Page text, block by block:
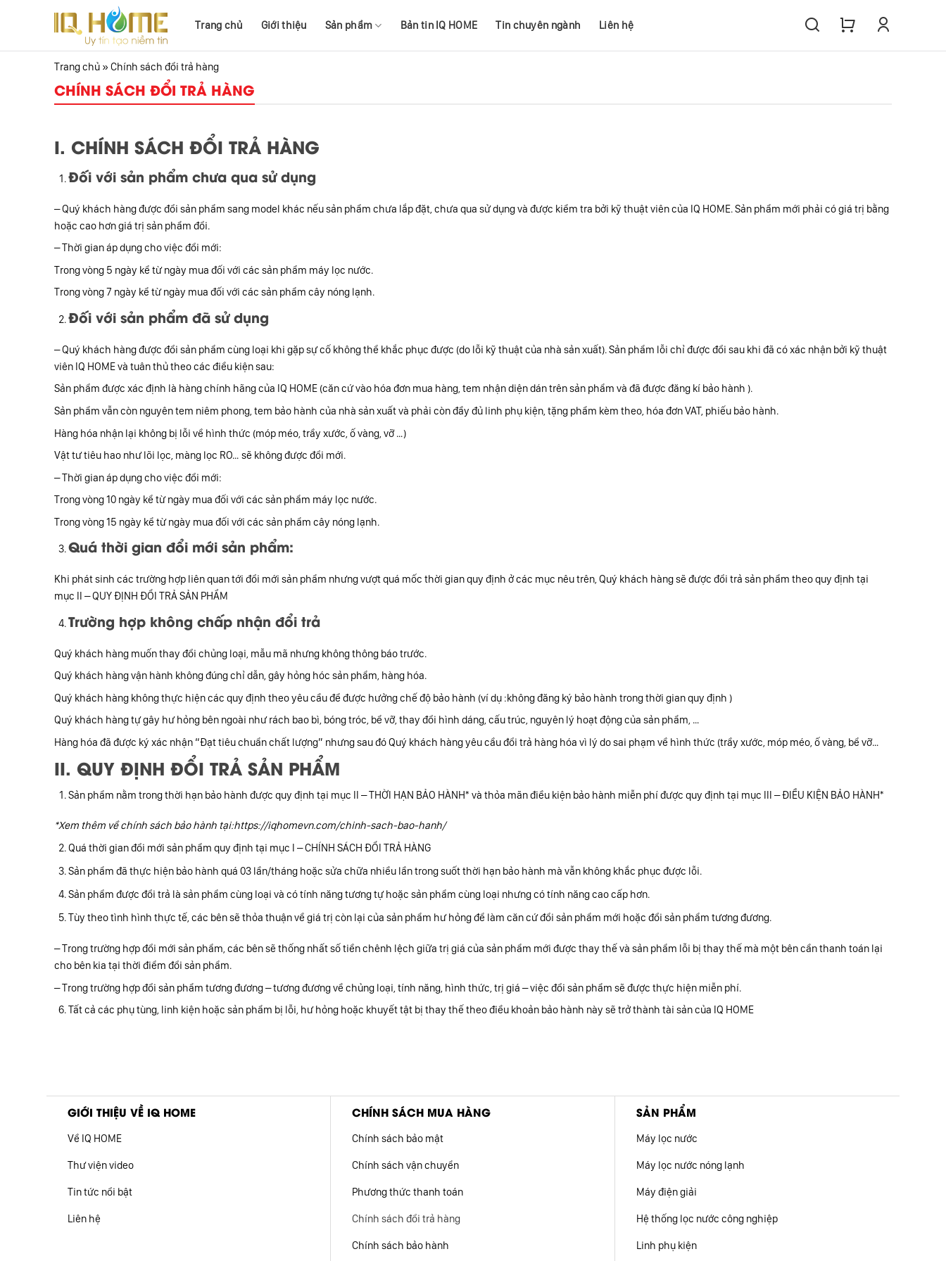
Trang chủ Giới thiệu Sản phẩm Bản tin IQ HOME Tin chuyên ngành Liên hệ
Trang chủ » Chính sách đổi trả hàng
CHÍNH SÁCH ĐỔI TRẢ HÀNG
I. CHÍNH SÁCH ĐỔI TRẢ HÀNG
Đối với sản phẩm chưa qua sử dụng
– Quý khách hàng được đổi sản phẩm sang model khác nếu sản phẩm chưa lắp đặt, chưa qua sử dụng và được kiểm tra bởi kỹ thuật viên của IQ HOME. Sản phẩm mới phải có giá trị bằng
hoặc cao hơn giá trị sản phẩm đổi.
– Thời gian áp dụng cho việc đổi mới:
Trong vòng 5 ngày kể từ ngày mua đối với các sản phẩm máy lọc nước.
Trong vòng 7 ngày kể từ ngày mua đối với các sản phẩm cây nóng lạnh.
Đối với sản phẩm đã sử dụng
– Quý khách hàng được đổi sản phẩm cùng loại khi gặp sự cố không thể khắc phục được (do lỗi kỹ thuật của nhà sản xuất). Sản phẩm lỗi chỉ được đổi sau khi đã có xác nhận bởi kỹ thuật
viên IQ HOME và tuân thủ theo các điều kiện sau:
Sản phẩm được xác định là hàng chính hãng của IQ HOME (căn cứ vào hóa đơn mua hàng, tem nhận diện dán trên sản phẩm và đã được đăng kí bảo hành ).
Sản phẩm vẫn còn nguyên tem niêm phong, tem bảo hành của nhà sản xuất và phải còn đầy đủ linh phụ kiện, tặng phẩm kèm theo, hóa đơn VAT, phiếu bảo hành.
Hàng hóa nhận lại không bị lỗi về hình thức (móp méo, trầy xước, ố vàng, vỡ …)
Vật tư tiêu hao như lõi lọc, màng lọc RO… sẽ không được đổi mới.
– Thời gian áp dụng cho việc đổi mới:
Trong vòng 10 ngày kể từ ngày mua đối với các sản phẩm máy lọc nước.
Trong vòng 15 ngày kể từ ngày mua đối với các sản phẩm cây nóng lạnh.
Quá thời gian đổi mới sản phẩm:
Khi phát sinh các trường hợp liên quan tới đổi mới sản phẩm nhưng vượt quá mốc thời gian quy định ở các mục nêu trên, Quý khách hàng sẽ được đổi trả sản phẩm theo quy định tại
mục II – QUY ĐỊNH ĐỔI TRẢ SẢN PHẨM
Trường hợp không chấp nhận đổi trả
Quý khách hàng muốn thay đổi chủng loại, mẫu mã nhưng không thông báo trước.
Quý khách hàng vận hành không đúng chỉ dẫn, gây hỏng hóc sản phẩm, hàng hóa.
Quý khách hàng không thực hiện các quy định theo yêu cầu để được hưởng chế độ bảo hành (ví dụ :không đăng ký bảo hành trong thời gian quy định )
Quý khách hàng tự gây hư hỏng bên ngoài như rách bao bì, bóng tróc, bể vỡ, thay đổi hình dáng, cấu trúc, nguyên lý hoạt động của sản phẩm, …
Hàng hóa đã được ký xác nhận “Đạt tiêu chuẩn chất lượng” nhưng sau đó Quý khách hàng yêu cầu đổi trả hàng hóa vì lý do sai phạm về hình thức (trầy xước, móp méo, ố vàng, bể vỡ…
II. QUY ĐỊNH ĐỔI TRẢ SẢN PHẨM
Sản phẩm nằm trong thời hạn bảo hành được quy định tại mục II – THỜI HẠN BẢO HÀNH* và thỏa mãn điều kiện bảo hành miễn phí được quy định tại mục III – ĐIỀU KIỆN BẢO HÀNH*
*Xem thêm về chính sách bảo hành tại:https://iqhomevn.com/chinh-sach-bao-hanh/
Quá thời gian đổi mới sản phẩm quy định tại mục I – CHÍNH SÁCH ĐỔI TRẢ HÀNG
Sản phẩm đã thực hiện bảo hành quá 03 lần/tháng hoặc sửa chữa nhiều lần trong suốt thời hạn bảo hành mà vẫn không khắc phục được lỗi.
Sản phẩm được đổi trả là sản phẩm cùng loại và có tính năng tương tự hoặc sản phẩm cùng loại nhưng có tính năng cao cấp hơn.
Tùy theo tình hình thực tế, các bên sẽ thỏa thuận về giá trị còn lại của sản phẩm hư hỏng để làm căn cứ đổi sản phẩm mới hoặc đổi sản phẩm tương đương.
– Trong trường hợp đổi mới sản phẩm, các bên sẽ thống nhất số tiền chênh lệch giữa trị giá của sản phẩm mới được thay thế và sản phẩm lỗi bị thay thế mà một bên cần thanh toán lại
cho bên kia tại thời điểm đổi sản phẩm.
– Trong trường hợp đổi sản phẩm tương đương – tương đương về chủng loại, tính năng, hình thức, trị giá – việc đổi sản phẩm sẽ được thực hiện miễn phí.
Tất cả các phụ tùng, linh kiện hoặc sản phẩm bị lỗi, hư hỏng hoặc khuyết tật bị thay thế theo điều khoản bảo hành này sẽ trở thành tài sản của IQ HOME
GIỚI THIỆU VỀ IQ HOME
Về IQ HOME
Thư viện video
Tin tức nổi bật
Liên hệ
CHÍNH SÁCH MUA HÀNG
Chính sách bảo mật
Chính sách vận chuyển
Phương thức thanh toán
Chính sách đổi trả hàng
Chính sách bảo hành
SẢN PHẨM
Máy lọc nước
Máy lọc nước nóng lạnh
Máy điện giải
Hệ thống lọc nước công nghiệp
Linh phụ kiện